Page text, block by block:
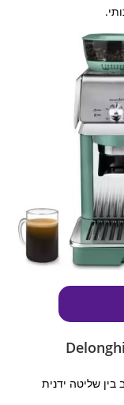
שליטה ידנית